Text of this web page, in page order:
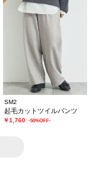
SM2
起毛カットツイルパンツ
￥1,760 -50%OFF-